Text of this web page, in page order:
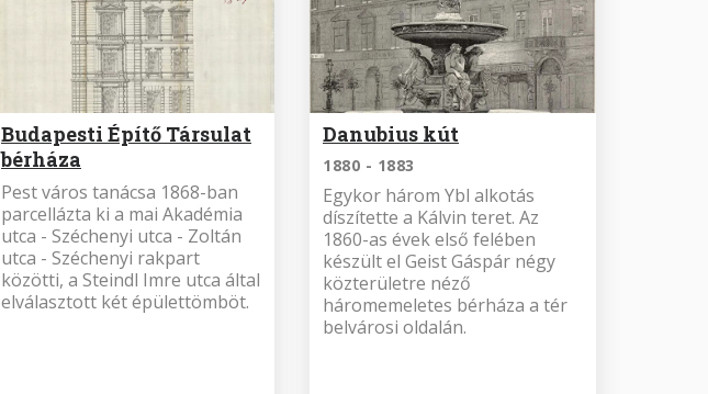
Budapesti Építő Társulat
bérháza
Pest város tanácsa 1868-ban
parcellázta ki a mai Akadémia
utca - Széchenyi utca - Zoltán
utca - Széchenyi rakpart
közötti, a Steindl Imre utca által
elválasztott két épülettömböt.
Danubius kút
1880 - 1883
Egykor három Ybl alkotás
díszítette a Kálvin teret. Az
1860-as évek első felében
készült el Geist Gáspár négy
közterületre néző
háromemeletes bérháza a tér
belvárosi oldalán.